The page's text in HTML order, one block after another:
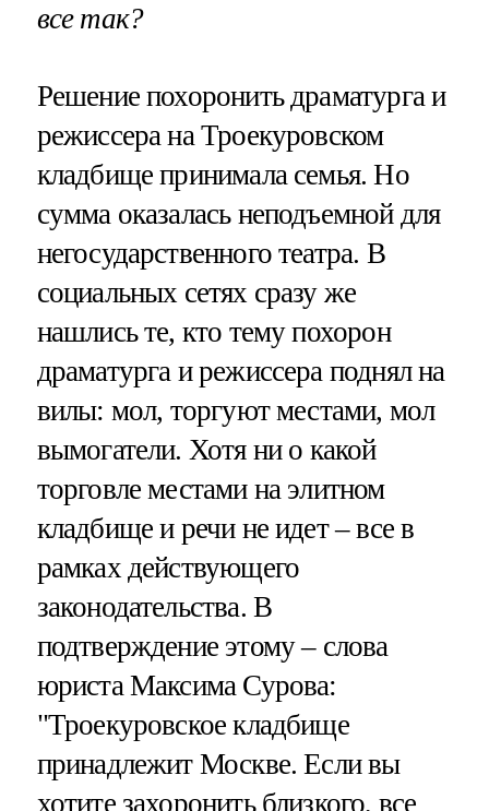
все так?
Решение похоронить драматурга и
режиссера на Троекуровском
кладбище принимала семья. Но
сумма оказалась неподъемной для
негосударственного театра. В
социальных сетях сразу же
нашлись те, кто тему похорон
драматурга и режиссера поднял на
вилы: мол, торгуют местами, мол
вымогатели. Хотя ни о какой
торговле местами на элитном
кладбище и речи не идет – все в
рамках действующего
законодательства. В
подтверждение этому – слова
юриста Максима Сурова:
"Троекуровское кладбище
принадлежит Москве. Если вы
хотите захоронить близкого, все